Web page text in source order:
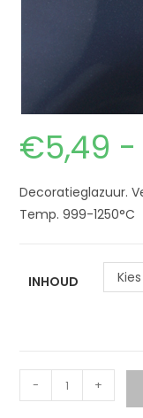
€5,49 -
Decoratieglazuur.
Temp. 999-1250°C
INHOUD
- +